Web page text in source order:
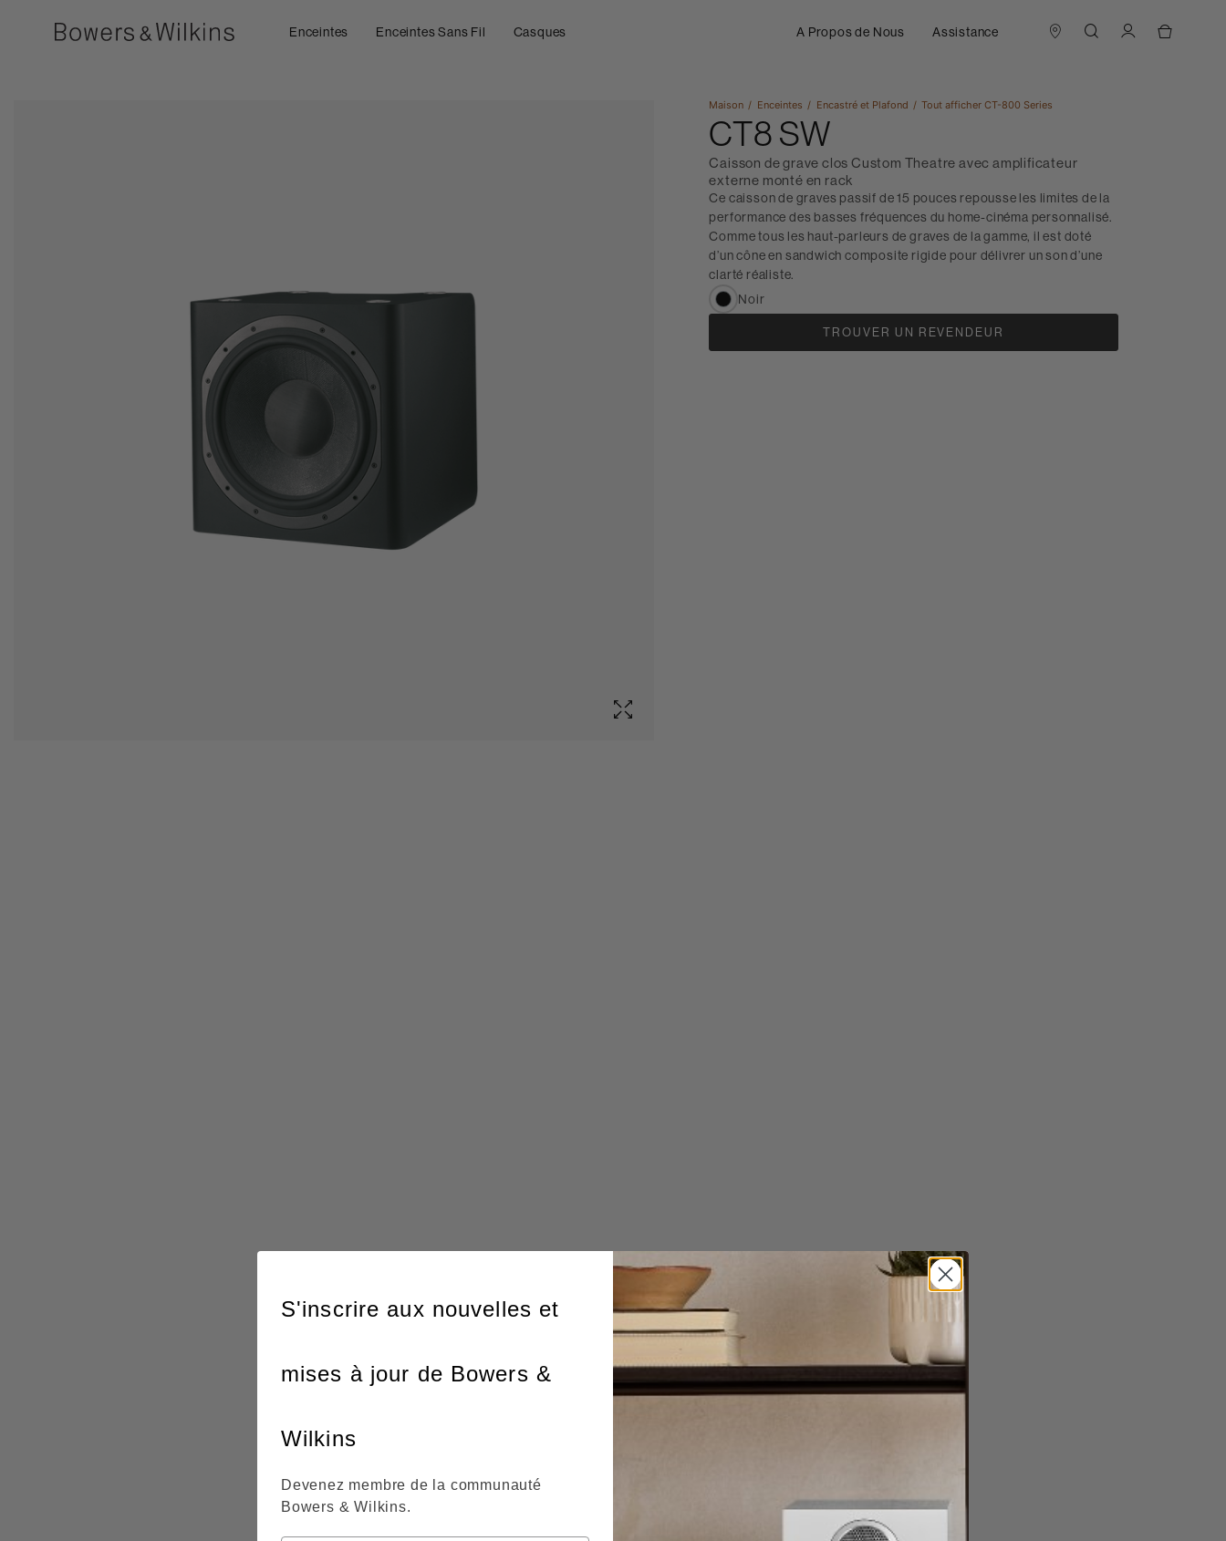
Enceintes Enceintes Sans Fil Casques A Propos de Nous Assistance
Maison Enceintes Encastré et Plafond Tout afficher CT-800 Series
CT8 SW
Caisson de grave clos Custom Theatre avec amplificateur
externe monté en rack
Ce caisson de graves passif de 15 pouces repousse les limites de la
performance des basses fréquences du home-cinéma personnalisé.
Comme tous les haut-parleurs de graves de la gamme, il est doté
d’un cône en sandwich composite rigide pour délivrer un son d’une
clarté réaliste.
Noir
TROUVER UN REVENDEUR
S'inscrire aux nouvelles et
mises à jour de Bowers &
Wilkins
Devenez membre de la communauté
Bowers & Wilkins.